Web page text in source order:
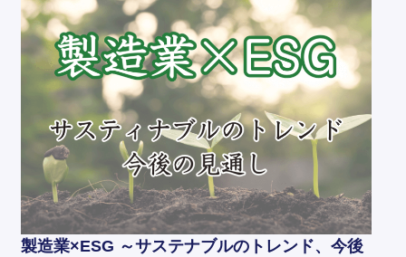
製造業×ESG ～サステナブルのトレンド、今後